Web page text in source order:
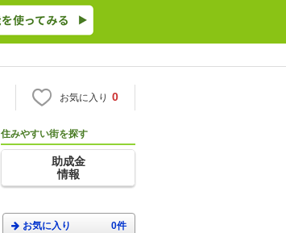
お気に入り 0
住みやすい街を探す
助成金
情報
お気に入り 0件